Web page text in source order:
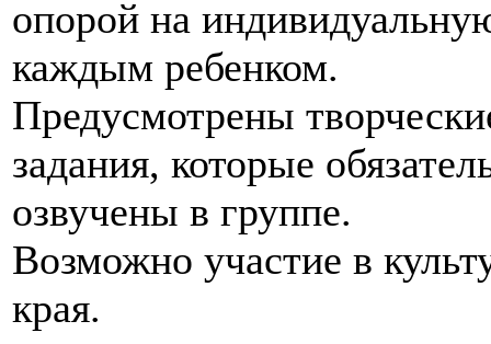
опорой на
каждым ребенком.
Предусмотрены
задания, которые
озвучены в группе.
Возможно участие в
края.